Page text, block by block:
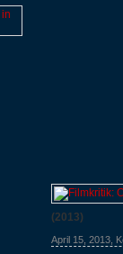
(2013)
April 15, 2013,